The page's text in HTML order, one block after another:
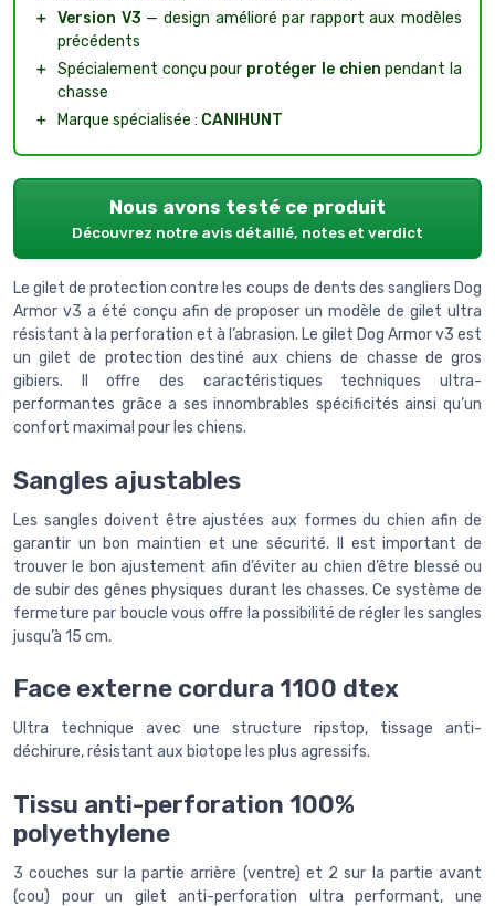
＋ Version V3 — design amélioré par rapport aux modèles
précédents
＋ Spécialement conçu pour protéger le chien pendant la
chasse
＋
Marque spécialisée : CANIHUNT
Nous avons testé ce produit
Découvrez notre avis détaillé, notes et verdict
Le gilet de protection contre les coups de dents des sangliers Dog
Armor v3 a été conçu afin de proposer un modèle de gilet ultra
résistant à la perforation et à l’abrasion. Le gilet Dog Armor v3 est
un gilet de protection destiné aux chiens de chasse de gros
gibiers. Il offre des caractéristiques techniques ultra-
performantes grâce a ses innombrables spécificités ainsi qu’un
confort maximal pour les chiens.
Sangles ajustables
Les sangles doivent être ajustées aux formes du chien afin de
garantir un bon maintien et une sécurité. Il est important de
trouver le bon ajustement afin d’éviter au chien d’être blessé ou
de subir des gênes physiques durant les chasses. Ce système de
fermeture par boucle vous offre la possibilité de régler les sangles
jusqu’à 15 cm.
Face externe cordura 1100 dtex
Ultra technique avec une structure ripstop, tissage anti-
déchirure, résistant aux biotope les plus agressifs.
Tissu anti-perforation 100%
polyethylene
3 couches sur la partie arrière (ventre) et 2 sur la partie avant
(cou) pour un gilet anti-perforation ultra performant, une